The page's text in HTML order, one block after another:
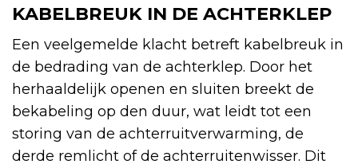
KABELBREUK IN DE ACHTERKLEP
Een veelgemelde klacht betreft kabelbreuk in
de bedrading van de achterklep. Door het
herhaaldelijk openen en sluiten breekt de
bekabeling op den duur, wat leidt tot een
storing van de achterruitverwarming, de
derde remlicht of de achterruitenwisser. Dit